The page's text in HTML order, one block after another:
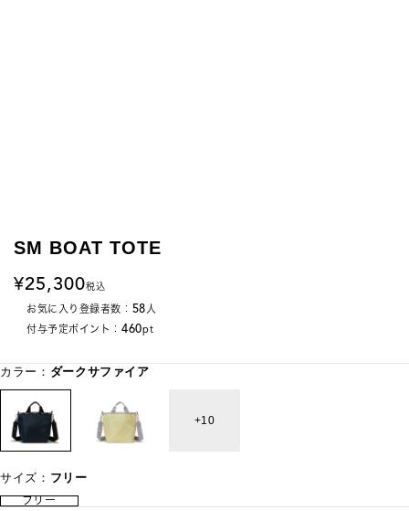
SM BOAT TOTE
25,300税込
お気に入り登録者数： 58人
付与予定ポイント： 460pt
カラー： ダークサファイア
10
サイズ： フリー
フリー